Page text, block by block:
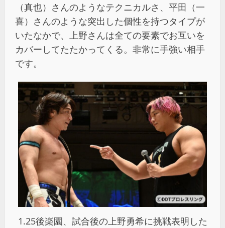
（真也）さんのようなテクニカルさ、平田（一
喜）さんのような突出した個性を持つタイプが
いたなかで、上野さんは全ての要素でお互いを
カバーしてたたかってくる。非常に手強い相手
です。
1.25後楽園、試合後の上野勇希に挑戦表明した